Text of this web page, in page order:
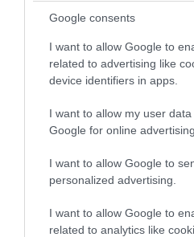
Google consents
I want to allow Google to
related to advertising like
device identifiers in apps.
I want to allow my user
Google for online
I want to allow Google to
personalized advertising.
I want to allow Google to
related to analytics like
06.08.2026 | 14:02
«Επιχείρηση ελεύθερα
Αθήνα: Απομακρύνθηκαν